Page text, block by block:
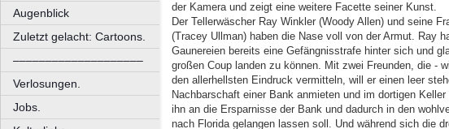
Augenblick
Zuletzt gelacht: Cartoons.
––––––––––––––––––––
Verlosungen.
Jobs.
der Kamera und zeigt eine weitere Facette seiner Kunst.
Der Tellerwäscher Ray Winkler (Woody Allen) und seine
(Tracey Ullman) haben die Nase voll von der Armut. Ray
Gaunereien bereits eine Gefängnisstrafe hinter sich und
großen Coup landen zu können. Mit zwei Freunden, die -
den allerhellsten Eindruck vermitteln, will er einen leer
Nachbarschaft einer Bank anmieten und im dortigen
ihn an die Ersparnisse der Bank und dadurch in den
nach Florida gelangen lassen soll. Und während sich die